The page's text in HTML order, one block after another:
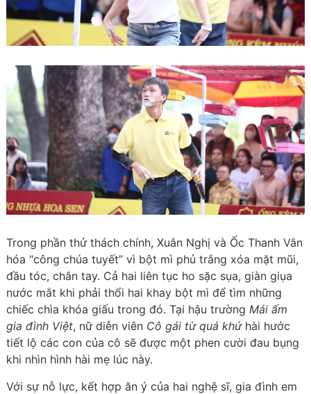
Trong phần thử thách chính, Xuân Nghị và Ốc Thanh Vân
hóa “công chúa tuyết” vì bột mì phủ trắng xóa mặt mũi,
đầu tóc, chân tay. Cả hai liên tục ho sặc sụa, giàn giụa
nước mắt khi phải thổi hai khay bột mì để tìm những
chiếc chìa khóa giấu trong đó. Tại hậu trường Mái ấm
gia đình Việt, nữ diễn viên Cô gái từ quá khứhài hước
tiết lộ các con của cô sẽ được một phen cười đau bụng
khi nhìn hình hài mẹ lúc này.
Với sự nỗ lực, kết hợp ăn ý của hai nghệ sĩ, gia đình em